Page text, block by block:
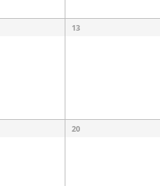
13
20